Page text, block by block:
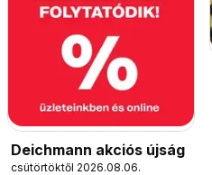
Deichmann akciós újság
csütörtöktől 2026.08.06.